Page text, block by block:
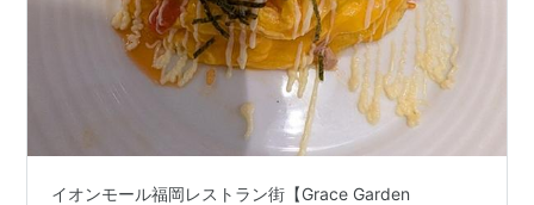
イオンモール福岡レストラン街【Grace Garden